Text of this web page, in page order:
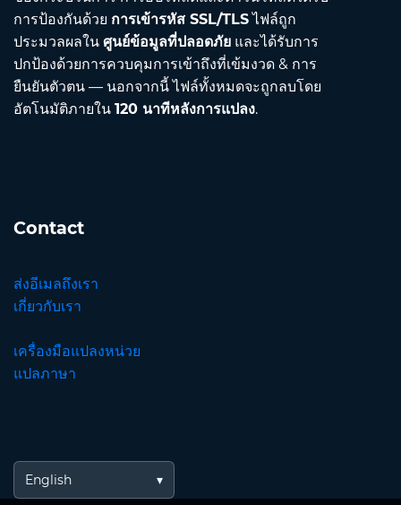
การป้องกันด้วย การเข้ารหัส SSL/TLSไฟล์ถูก
ประมวลผลใน ศูนย์ข้อมูลที่ปลอดภัย และได้รับการ
ปกป้องด้วยการควบคุมการเข้าถึงที่เข้มงวด & การ
ยืนยันตัวตน — นอกจากนี้ ไฟล์ทั้งหมดจะถูกลบโดย
อัตโนมัติภายใน 120 นาทีหลังการแปลง.
Contact
ส่งอีเมลถึงเรา
เกี่ยวกับเรา
เครื่องมือแปลงหน่วย
แปลภาษา
English